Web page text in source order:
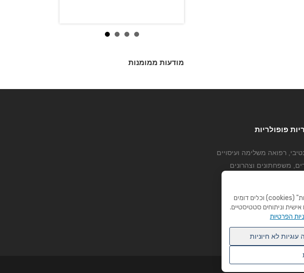
מודעות ממומנות
פופולריות
רפואה משלימה ועיסויים
משפחתונים וצהרונים
לידיעתכם, באתר זה נעשה שימוש ב"קבצי עוגיות" (cookies) וכלים דומים
וניתוחים סטטיסטיים.
הפרטיות
עוגיות לא חיוניות